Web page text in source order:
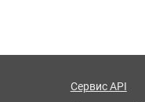
Сервис API